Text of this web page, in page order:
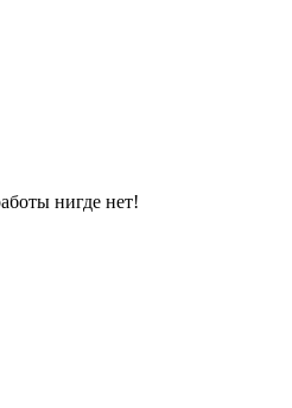
нигде нет!